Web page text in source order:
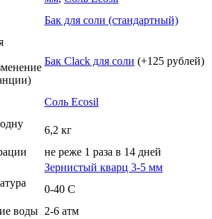
Бак для соли (стандартный)
Бак Clack для соли (+125 рублей)
Соль Ecosil
6,2 кг
не реже 1 раза в 14 дней
Зернистый кварц 3-5 мм
0-40 С
воды 2-6 атм